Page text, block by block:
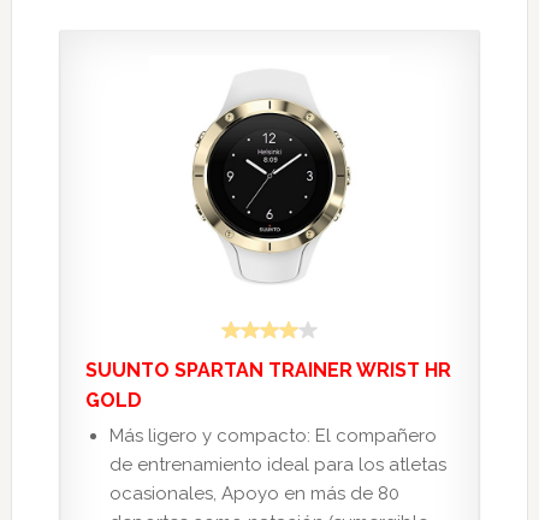
SUUNTO SPARTAN TRAINER WRIST HR
GOLD
Más ligero y compacto: El compañero
de entrenamiento ideal para los atletas
ocasionales, Apoyo en más de 80